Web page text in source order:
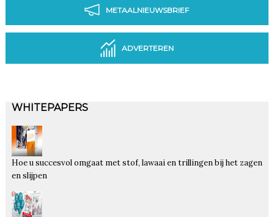
METAALNIEUWSBRIEF
ADVERTEREN
WHITEPAPERS
Hoe u succesvol omgaat met stof, lawaai en trillingen bij het zagen
en slijpen